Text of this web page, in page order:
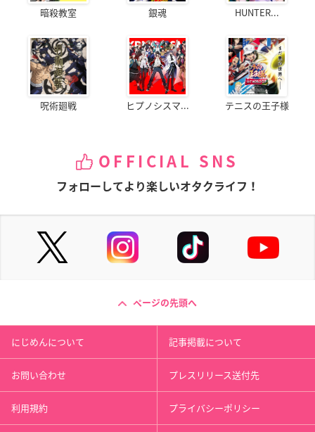
暗殺教室 銀魂 HUNTER...
呪術廻戦 ヒプノシスマ... テニスの王子様
OFFICIAL SNS
フォローしてより楽しいオタクライフ！
ページの先頭へ
にじめんについて 記事掲載について
お問い合わせ プレスリリース送付先
利用規約 プライバシーポリシー